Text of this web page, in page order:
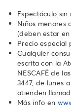
Espectáculo
Niños menores
(deben estar
Precio especial
Cualquier
escrita con la
NESCAFÉ de
3447, de lunes
atienden
Más info en